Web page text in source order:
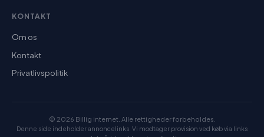
KONTAKT
Om os
Kontakt
Privatlivspolitik
© 2026 Billig internet. Alle rettigheder forbeholdes.
Denne side indeholder annoncelinks. Vi modtager provision ved køb via links